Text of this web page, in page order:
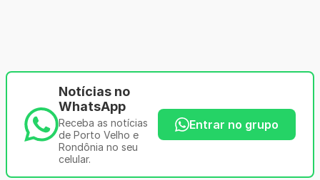
Notícias no
WhatsApp
Receba as notícias
de Porto Velho e
Rondônia no seu
celular.
Entrar no grupo